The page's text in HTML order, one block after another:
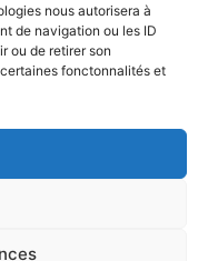
nous autorisera à
de navigation ou les ID
ou de retirer son
fonctonnalités et
© 2023
protégés par les droits
sans l’autorisation